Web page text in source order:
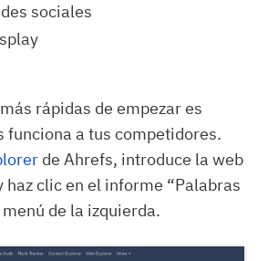
sociales
rápidas de empezar es
funciona a tus competidores.
de Ahrefs, introduce la web
haz clic en el informe “Palabras
de la izquierda.